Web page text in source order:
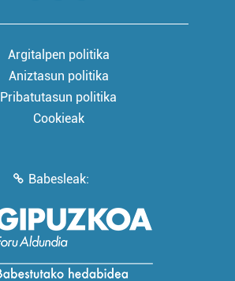
Argitalpen politika
Aniztasun politika
Pribatutasun politika
Cookieak
Babesleak: